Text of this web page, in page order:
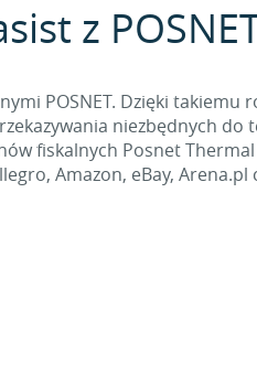
z
POSNET. Dzięki takiemu
niezbędnych do
fiskalnych Posnet
Amazon, eBay, Arena.pl